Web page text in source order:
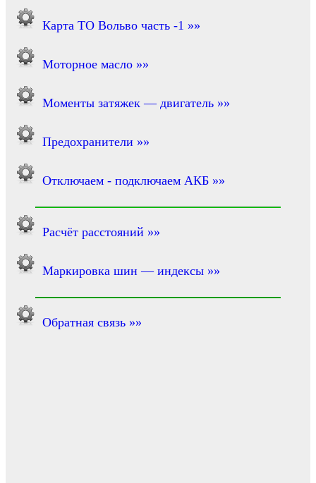
Карта ТО Вольво часть -1 »»
Моторное масло »»
Моменты затяжек — двигатель »»
Предохранители »»
Отключаем - подключаем АКБ »»
Расчёт расстояний »»
Маркировка шин — индексы »»
Обратная связь »»